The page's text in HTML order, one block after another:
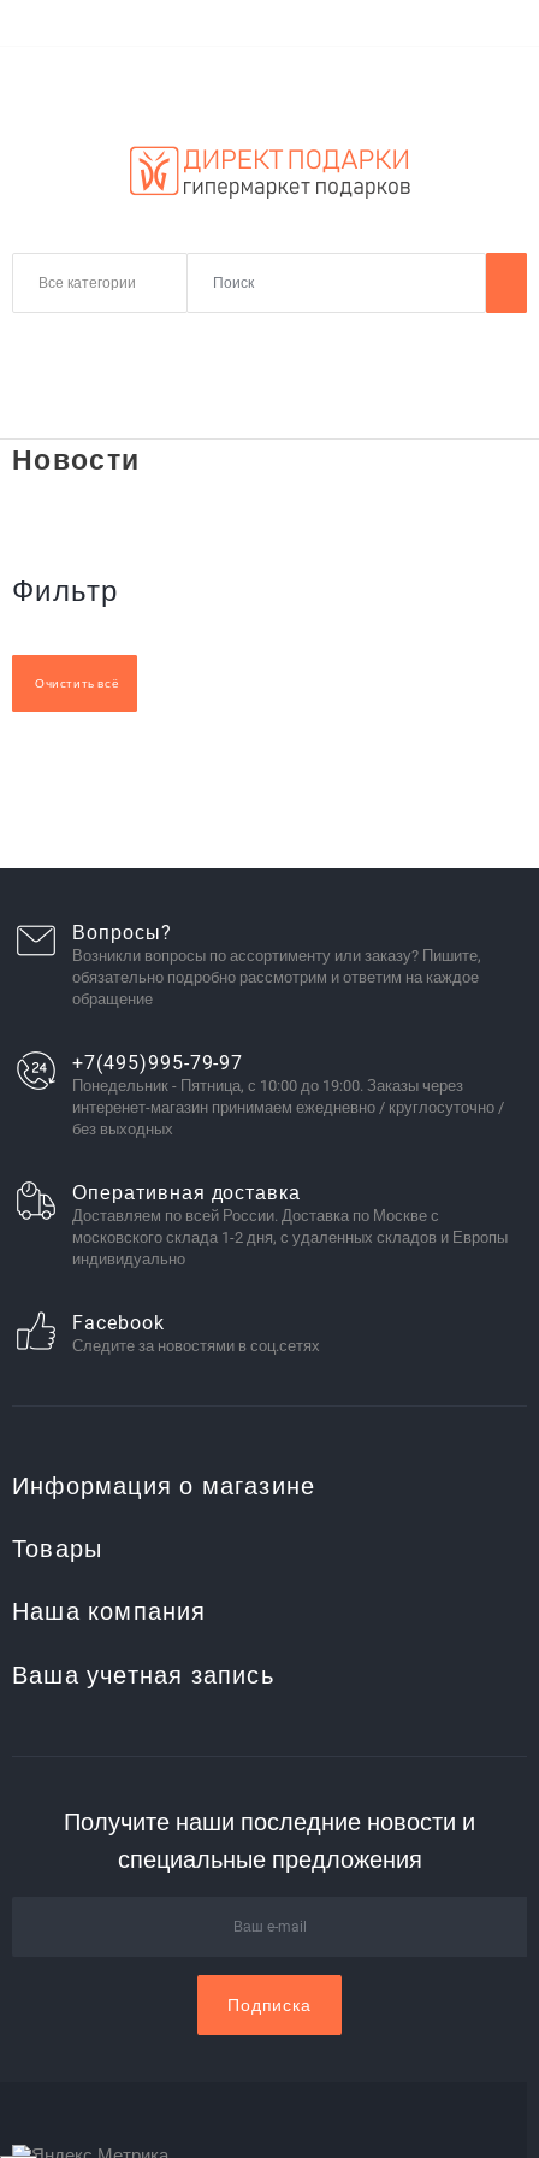
Все категории
Новости
Фильтр
Очистить всё
Вопросы?
Возникли вопросы по ассортименту или заказу? Пишите,
обязательно подробно рассмотрим и ответим на каждое
обращение
+7(495)995-79-97
Понедельник - Пятница, с 10:00 до 19:00. Заказы через
интеренет-магазин принимаем ежедневно / круглосуточно /
без выходных
Оперативная доставка
Доставляем по всей России. Доставка по Москве с
московского склада 1-2 дня, с удаленных складов и Европы
индивидуально
Facebook
Следите за новостями в соц.сетях
Информация о магазине
Товары
Наша компания
Ваша учетная запись
Получите наши последние новости и
специальные предложения